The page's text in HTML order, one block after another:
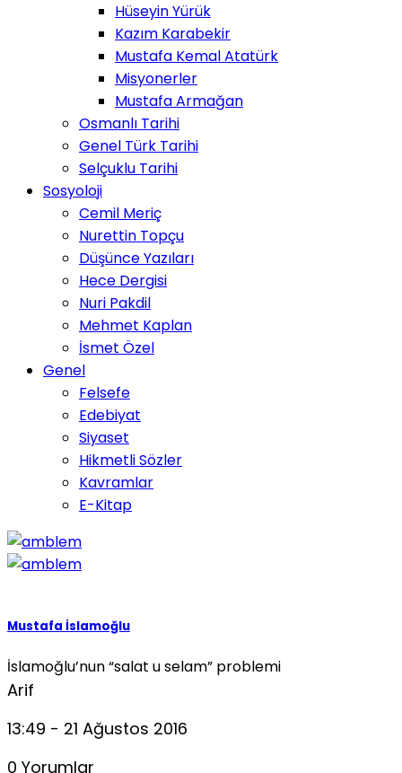
Hüseyin Yürük
Kazım Karabekir
Mustafa Kemal Atatürk
Misyonerler
Mustafa Armağan
Osmanlı Tarihi
Genel Türk Tarihi
Selçuklu Tarihi
Sosyoloji
Cemil Meriç
Nurettin Topçu
Düşünce Yazıları
Hece Dergisi
Nuri Pakdil
Mehmet Kaplan
İsmet Özel
Genel
Felsefe
Edebiyat
Siyaset
Hikmetli Sözler
Kavramlar
E-Kitap
Mustafa İslamoğlu
İslamoğlu’nun “salat u selam” problemi
Arif
13:49 - 21 Ağustos 2016
0 Yorumlar